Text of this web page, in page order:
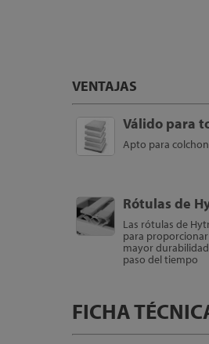
VENTAJAS
Válido para
Apto para
Rótulas de
Las rótulas de
para
mayor
paso del tiempo
FICHA